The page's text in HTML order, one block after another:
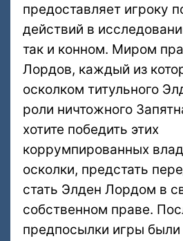
предоставляет игроку
действий в
так и конном. Миром
Лордов, каждый из
осколком титульного
роли ничтожного
хотите победить этих
коррумпированных
осколки, предстать
стать Элден Лордом в
собственном праве.
предпосылки игры были